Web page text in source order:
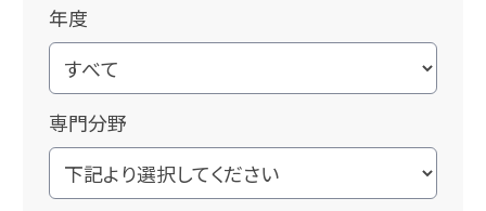
年度
専門分野